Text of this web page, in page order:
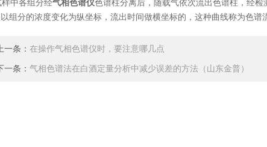
中各组分经气相色谱仪色谱柱分离后，随载气依次流出色谱柱，经
组分的浓度变化为纵坐标，流出时间做横坐标的，这种曲线称为色谱
上一条： 在操作气相色谱仪时，要注意哪几点
一条： 气相色谱法在白酒定量分析中减少误差的方法（山东金普）